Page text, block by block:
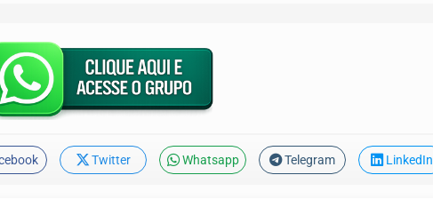
Twitter Whatsapp Telegram LinkedIn